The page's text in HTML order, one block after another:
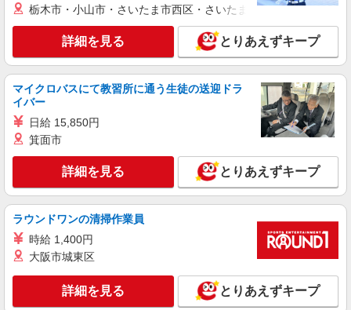
払い/週払い/月払い対応も可能です。詳しくは面談
時にご相談ください。 ◆交通費：別途全額支給 ※
当社規定あり
◆JR桜井線「櫟本駅」 ◆近鉄天理線「前栽駅」
キープ 詳細を見る
派遣社員
株式会社kotrio /●NR-H-2051081
タイパ最強！希望の働き方が叶う有料住宅のス
通費全支給(ガソリン代含む)＞
天理市内 ★即日勤務OK
キープ
派遣社員
株式会社kotrio /●NR-H-1882250
『柳本』デイサービスで運転できる方急募★送
迎や清掃など！
栃木市・小山市・さいたま市西区・さいたま市岩槻区・久喜市・
詳細を見る とりあえずキープ
マイクロバスにて教習所に通う生徒の送迎ドラ
イバー
日給 15,850円
箕面市
詳細を見る とりあえずキープ
ラウンドワンの清掃作業員
時給 1,400円
大阪市城東区
詳細を見る とりあえずキープ